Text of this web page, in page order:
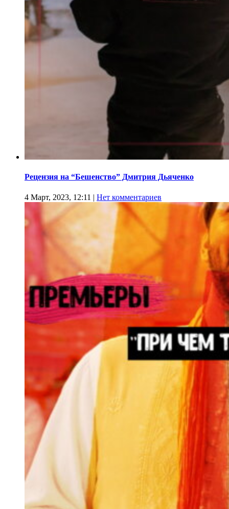
Рецензия на “Бешенство” Дмитрия Дьяченко
4 Март, 2023, 12:11 | Нет комментариев